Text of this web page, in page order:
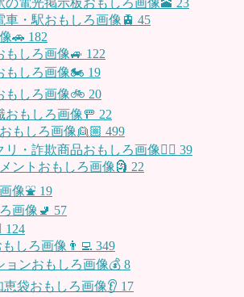
の電光掲示板おもしろ画像🕋 23
車・駅おもしろ画像🚊 45
🚗 182
もしろ画像🚙 122
もしろ画像🏍 19
もしろ画像🚲 20
おもしろ画像🚥 22
もしろ画像👱🏼 499
リ・詐欺商品おもしろ画像🙅‍♀️ 39
ントおもしろ画像🗿 22
像⛲️ 19
画像🚽 57
124
しろ画像👨‍💻 349
ョンおもしろ画像💰 8
恵袋おもしろ画像👂 17